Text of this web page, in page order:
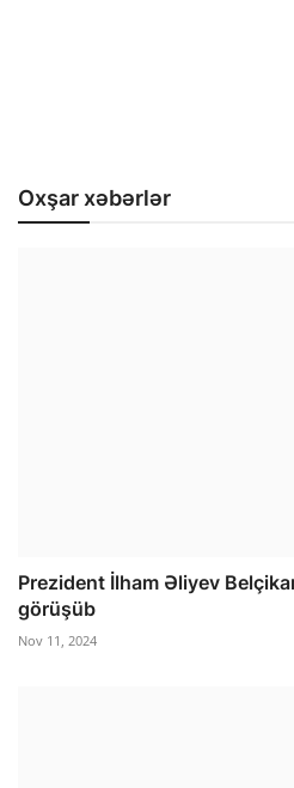
Oxşar xəbərlər
Prezident İlham Əliyev
görüşüb
Nov 11, 2024